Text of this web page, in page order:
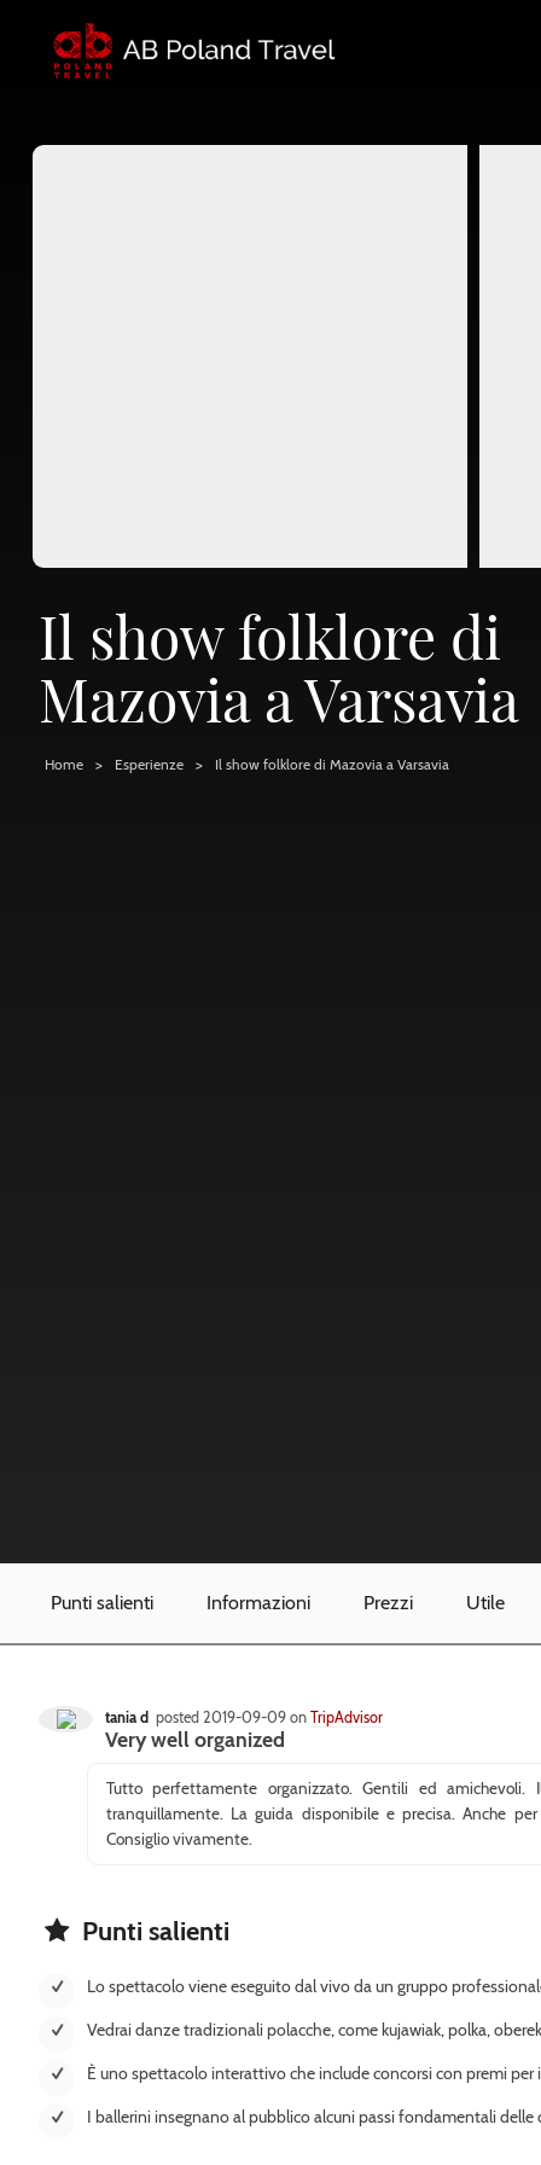
Il show folklore di
Mazovia a Varsavia
Home Esperienze Il show folklore di Mazovia a Varsavia
Punti salienti Informazioni Prezzi Utile
tania d posted 2019-09-09 on TripAdvisor
Very well organized
Tutto perfettamente organizzato. Gentili ed
tranquillamente. La guida disponibile e precisa. Anche
Consiglio vivamente.
Punti salienti
Lo spettacolo viene eseguito dal vivo da un gruppo
Vedrai danze tradizionali polacche, come kujawiak, polka,
È uno spettacolo interattivo che include concorsi con premi per
I ballerini insegnano al pubblico alcuni passi fondamentali